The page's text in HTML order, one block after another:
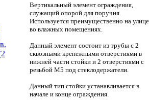
Вертикальный элемент ограждения,
служащий опорой для поручня.
Используется преимущественно на
во влажных помещениях.
Данный элемент состоит из трубы с 2
сквозными крепежными отверстиями в
нижней части стойки и 2 отверстиями с
резьбой М5 под стеклодержатели.
Данный тип стойки устанавливается в
начале и конце ограждения.